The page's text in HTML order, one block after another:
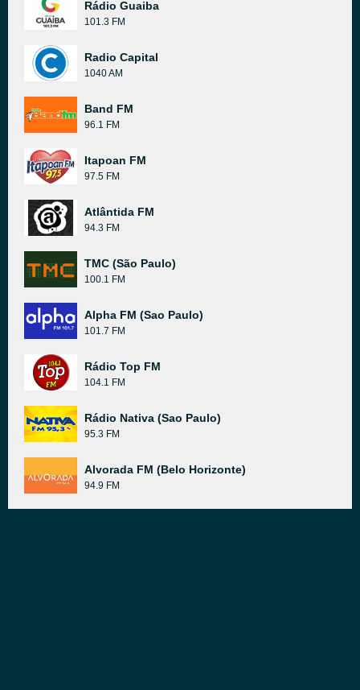
Rádio Guaiba
101.3 FM
Radio Capital
1040 AM
Band FM
96.1 FM
Itapoan FM
97.5 FM
Atlântida FM
94.3 FM
TMC (São Paulo)
100.1 FM
Alpha FM (Sao Paulo)
101.7 FM
Rádio Top FM
104.1 FM
Rádio Nativa (Sao Paulo)
95.3 FM
Alvorada FM (Belo Horizonte)
94.9 FM